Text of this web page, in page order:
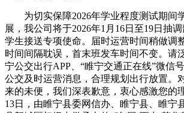
为切实保障2026年学业程度测试期间
展，我公司将于2026年1月16日至19日抽
学生接送专项使命。届时运营时间稍做调
时间间隔耽误，首末班发车时间不变。请
宁公交出行APP、“睢宁交通正在线”微信
公交及时运营消息，合理规划出行放置。
来的未便，我们深表歉意，衷心感激您的
13日，由睢宁县委网信办、睢宁县、睢宁